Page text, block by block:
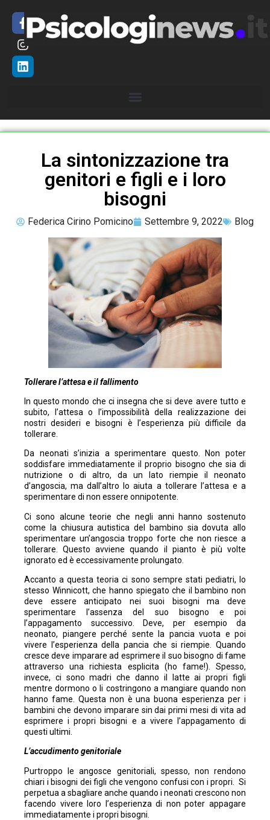
La sintonizzazione tra
genitori e figli e i loro
bisogni
Federica Cirino Pomicino Settembre 9, 2022 Blog
Tollerare l’attesa e il fallimento
In questo mondo che ci insegna che si deve avere tutto e
subito, l’attesa o l’impossibilità della realizzazione dei
nostri desideri e bisogni è l’esperienza più difficile da
tollerare.
Da neonati s’inizia a sperimentare questo. Non poter
soddisfare immediatamente il proprio bisogno che sia di
nutrizione o di altro, da un lato riempie il neonato
d’angoscia, ma dall’altro lo aiuta a tollerare l’attesa e a
sperimentare di non essere onnipotente.
Ci sono alcune teorie che negli anni hanno sostenuto
come la chiusura autistica del bambino sia dovuta allo
sperimentare un’angoscia troppo forte che non riesce a
tollerare. Questo avviene quando il pianto è più volte
ignorato ed è eccessivamente prolungato.
Accanto a questa teoria ci sono sempre stati pediatri, lo
stesso Winnicott, che hanno spiegato che il bambino non
deve essere anticipato nei suoi bisogni ma deve
sperimentare l’assenza del suo bisogno e poi
l’appagamento successivo. Deve, per esempio da
neonato, piangere perché sente la pancia vuota e poi
vivere l’esperienza della pancia che si riempie. Quando
cresce deve imparare ad esprimere il suo bisogno di fame
attraverso una richiesta esplicita (ho fame!). Spesso,
invece, ci sono madri che danno il latte ai propri figli
mentre dormono o li costringono a mangiare quando non
hanno fame. Questa non è una buona esperienza per i
bambini che devono imparare sin dai primi mesi di vita ad
esprimere i propri bisogni e a vivere l’appagamento di
questi ultimi.
L’accudimento genitoriale
Purtroppo le angosce genitoriali, spesso, non rendono
chiari i bisogni dei figli che vengono confusi con i propri. Si
perpetua a sbagliare anche quando i neonati crescono non
facendo vivere loro l’esperienza di non poter appagare
immediatamente i propri bisogni.